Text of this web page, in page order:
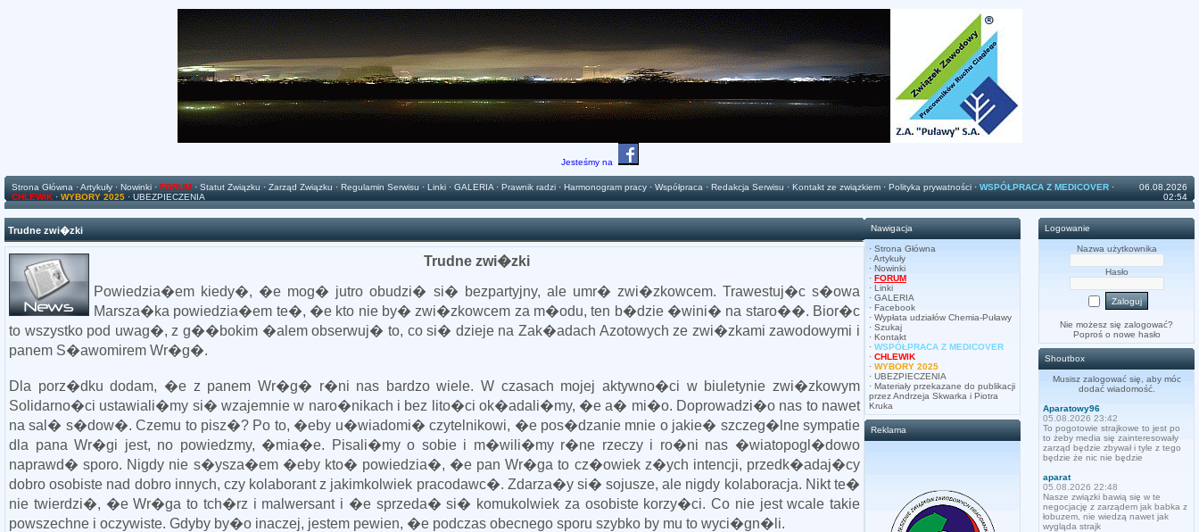
Jesteśmy na
Strona Główna ·Artykuły · Nowinki · FORUM · Statut Związku · Zarząd Związku · Regulamin Serwisu · Linki · GALERIA · Prawnik radzi · Harmonogram pracy · Współpraca · Redakcja Serwisu · Kontakt ze związkiem · Polityka prywatności · WSPÓŁPRACA Z MEDICOVER ·
CHLEWIK · WYBORY 2025 · UBEZPIECZENIA
06.08.2026
02:54
Trudne zwi�zki
Trudne zwi�zki
Powiedzia�em kiedy�, �e mog� jutro obudzi� si� bezpartyjny, ale umr� zwi�zkowcem. Trawestuj�c s�owa
Marsza�ka powiedzia�em te�, �e kto nie by� zwi�zkowcem za m�odu, ten b�dzie �wini� na staro��. Bior�c
to wszystko pod uwag�, z g��bokim �alem obserwuj� to, co si� dzieje na Zak�adach Azotowych ze zwi�zkami zawodowymi i
panem S�awomirem Wr�g�.
Dla porz�dku dodam, �e z panem Wr�g� r�ni nas bardzo wiele. W czasach mojej aktywno�ci w biuletynie zwi�zkowym
Solidarno�ci ustawiali�my si� wzajemnie w naro�nikach i bez lito�ci ok�adali�my, �e a� mi�o. Doprowadzi�o nas to nawet
na sal� s�dow�. Czemu to pisz�? Po to, �eby u�wiadomi� czytelnikowi, �e pos�dzanie mnie o jakie� szczeg�lne sympatie
dla pana Wr�gi jest, no powiedzmy, �mia�e. Pisali�my o sobie i m�wili�my r�ne rzeczy i ro�ni nas �wiatopogl�dowo
naprawd� sporo. Nigdy nie s�ysza�em �eby kto� powiedzia�, �e pan Wr�ga to cz�owiek z�ych intencji, przedk�adaj�cy
dobro osobiste nad dobro innych, czy kolaborant z jakimkolwiek pracodawc�. Zdarza�y si� sojusze, ale nigdy kolaboracja. Nikt te�
nie twierdzi�, �e Wr�ga to tch�rz i malwersant i �e sprzeda� si� komukolwiek za osobiste korzy�ci. Co nie jest wcale takie
powszechne i oczywiste. Gdyby by�o inaczej, jestem pewien, �e podczas obecnego sporu szybko by mu to wyci�gn�li.
Nawigacja
· Strona Główna
·Artykuły
· Nowinki
· FORUM
· Linki
· GALERIA
· Facebook
· Wypłata udziałów Chemia-Puławy
· Szukaj
· Kontakt
· WSPÓŁPRACA Z MEDICOVER
· CHLEWIK
· WYBORY 2025
· UBEZPIECZENIA
· Materiały przekazane do publikacji
przez Andrzeja Skwarka i Piotra
Kruka
Reklama
Logowanie
Nazwa użytkownika
Hasło
Nie możesz się zalogować?
Poproś o nowe hasło
Shoutbox
Musisz zalogować się, aby móc
dodać wiadomość.
Aparatowy96
05.08.2026 23:42
To pogotowie strajkowe to jest po
to żeby media się zainteresowały
zarząd będzie zbywał i tyle z tego
będzie że nic nie będzie
aparat
05.08.2026 22:48
Nasze związki bawią się w te
negocjację z zarządem jak babka z
łobuzem, nie wiedzą nawet jak
wygląda strajk